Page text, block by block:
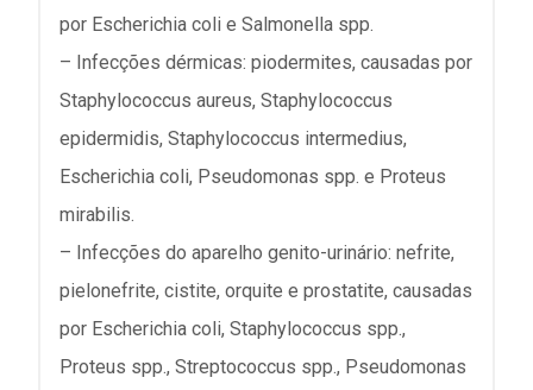
por Escherichia coli e Salmonella spp.
– Infecções dérmicas: piodermites, causadas por
Staphylococcus aureus, Staphylococcus
epidermidis, Staphylococcus intermedius,
Escherichia coli, Pseudomonas spp. e Proteus
mirabilis.
– Infecções do aparelho genito-urinário: nefrite,
pielonefrite, cistite, orquite e prostatite, causadas
por Escherichia coli, Staphylococcus spp.,
Proteus spp., Streptococcus spp., Pseudomonas